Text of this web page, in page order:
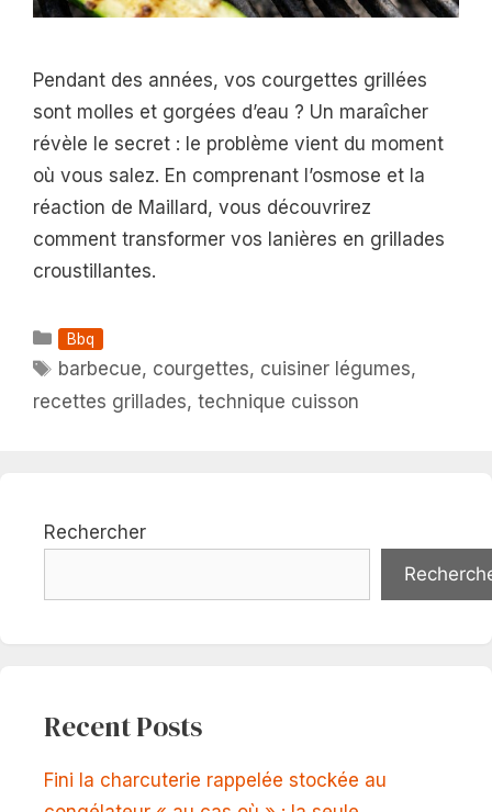
Pendant des années, vos courgettes grillées
sont molles et gorgées d’eau ? Un maraîcher
révèle le secret : le problème vient du moment
où vous salez. En comprenant l’osmose et la
réaction de Maillard, vous découvrirez
comment transformer vos lanières en grillades
croustillantes.
Catégories
Bbq
Étiquettes
barbecue, courgettes, cuisiner légumes,
recettes grillades, technique cuisson
Rechercher
Recent Posts
Fini la charcuterie rappelée stockée au